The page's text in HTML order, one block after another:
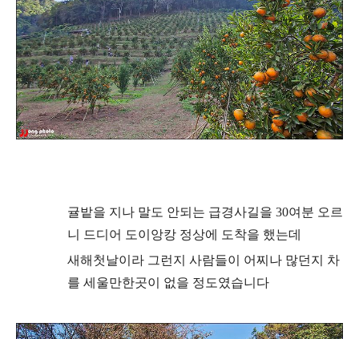
귤밭을 지나 말도 안되는 급경사길을 30여분 오르
니 드디어 도이앙캉 정상에 도착을 했는데
새해첫날이라 그런지 사람들이 어찌나 많던지 차
를 세울만한곳이 없을 정도였습니다